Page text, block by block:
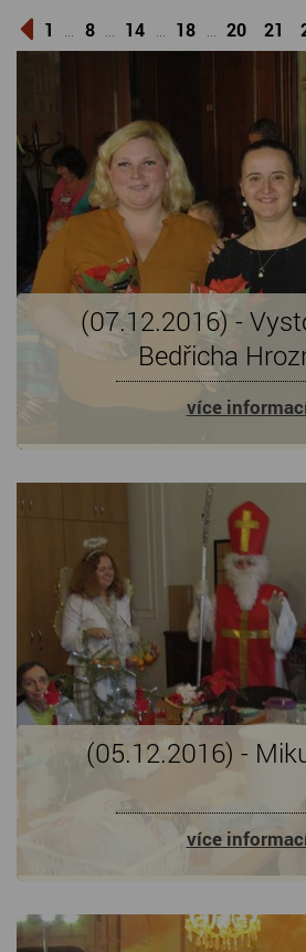
1 8 14 18 20 21
(07.12.2016) -
Bedřicha
více
(05.12.2016) -
více